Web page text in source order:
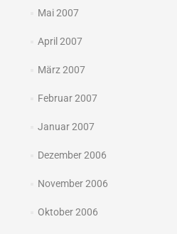
Mai 2007
April 2007
März 2007
Februar 2007
Januar 2007
Dezember 2006
November 2006
Oktober 2006